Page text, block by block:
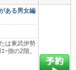
ある男女編
は東武伊勢
ｰ側の2階。